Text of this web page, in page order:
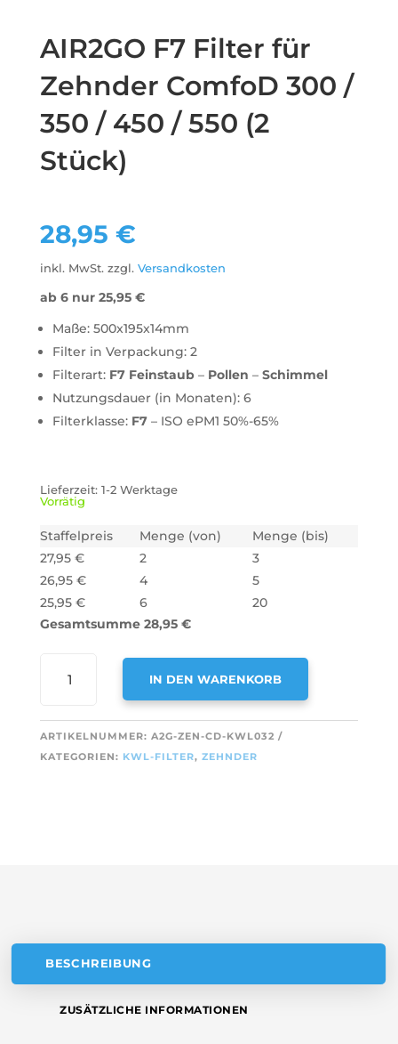
AIR2GO F7 Filter für
Zehnder ComfoD 300 /
350 / 450 / 550 (2
Stück)
28,95 €
inkl. MwSt. zzgl. Versandkosten
ab 6 nur 25,95 €
Maße: 500x195x14mm
Filter in Verpackung: 2
Filterart: F7 Feinstaub– Pollen – Schimmel
Nutzungsdauer (in Monaten): 6
Filterklasse: F7– ISO ePM1 50%-65%
Lieferzeit: 1-2 Werktage
Vorrätig
Staffelpreis Menge (von)
Menge (bis)
27,95 € 2
3
26,95 € 4
5
25,95 € 6
20
Gesamtsumme 28,95 €
FÜR
ZEHNDER
COMFOD
MENGE
IN DEN WARENKORB
L
T
ARTIKELNUMMER: A2G-ZEN-CD-KWL032
KATEGORIEN: KWL-FILTER, ZEHNDER
BESCHREIBUNG
ZUSÄTZLICHE INFORMATIONEN